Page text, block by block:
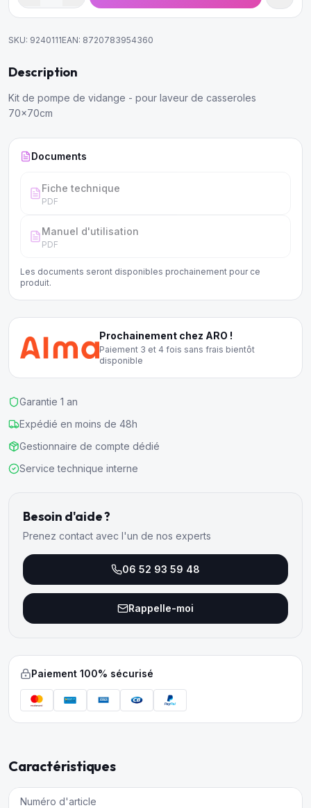
SKU: 9240111EAN: 8720783954360
Description
Kit de pompe de vidange - pour laveur de casseroles
70x70cm
Documents
Fiche technique
PDF
Manuel d'utilisation
PDF
Les documents seront disponibles prochainement pour ce
produit.
Prochainement chez ARO !
Paiement 3 et 4 fois sans frais bientôt
disponible
Garantie 1 an
Expédié en moins de 48h
Gestionnaire de compte dédié
Service technique interne
Besoin d'aide ?
Prenez contact avec l'un de nos experts
06 52 93 59 48
Rappelle-moi
Paiement 100% sécurisé
Caractéristiques
Numéro d'article